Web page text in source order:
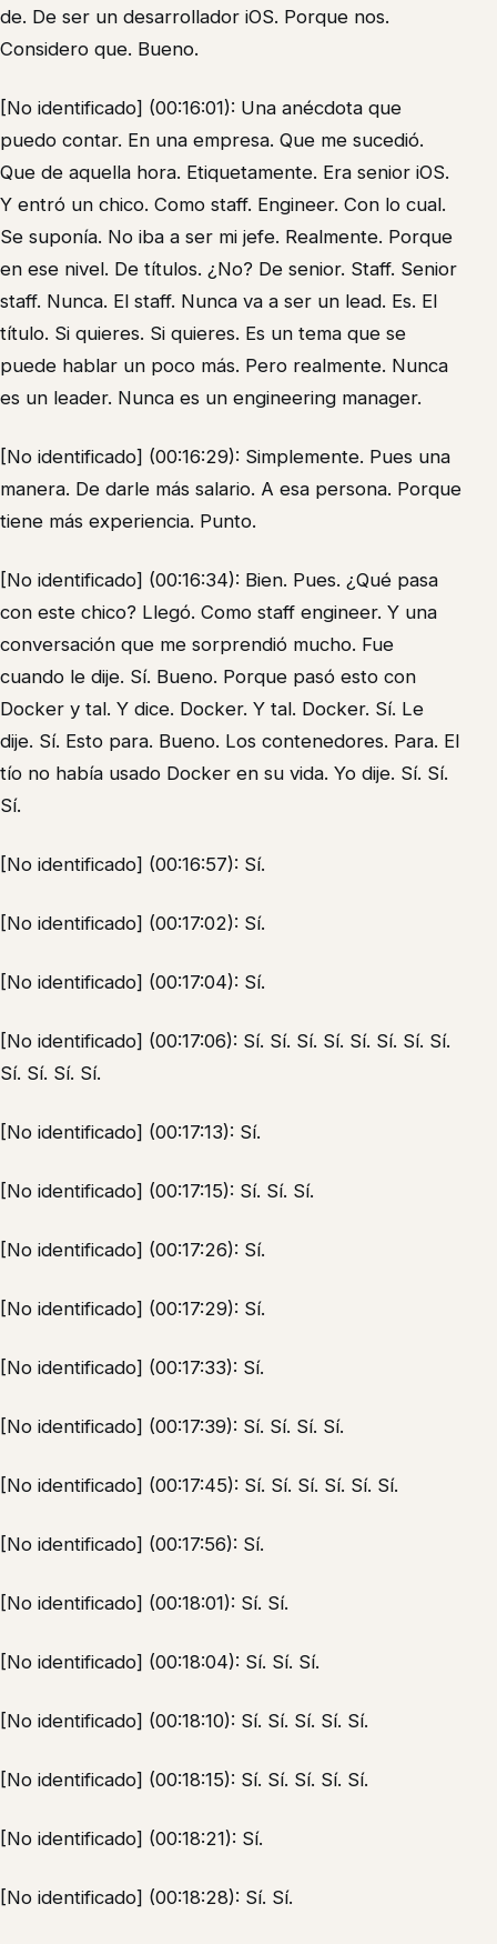
de. De ser un desarrollador iOS. Porque nos.
Considero que. Bueno.
[No identificado] (00:16:01): Una anécdota que
puedo contar. En una empresa. Que me sucedió.
Que de aquella hora. Etiquetamente. Era senior iOS.
Y entró un chico. Como staff. Engineer. Con lo cual.
Se suponía. No iba a ser mi jefe. Realmente. Porque
en ese nivel. De títulos. ¿No? De senior. Staff. Senior
staff. Nunca. El staff. Nunca va a ser un lead. Es. El
título. Si quieres. Si quieres. Es un tema que se
puede hablar un poco más. Pero realmente. Nunca
es un leader. Nunca es un engineering manager.
[No identificado] (00:16:29): Simplemente. Pues una
manera. De darle más salario. A esa persona. Porque
tiene más experiencia. Punto.
[No identificado] (00:16:34): Bien. Pues. ¿Qué pasa
con este chico? Llegó. Como staff engineer. Y una
conversación que me sorprendió mucho. Fue
cuando le dije. Sí. Bueno. Porque pasó esto con
Docker y tal. Y dice. Docker. Y tal. Docker. Sí. Le
dije. Sí. Esto para. Bueno. Los contenedores. Para. El
tío no había usado Docker en su vida. Yo dije. Sí. Sí.
Sí.
[No identificado] (00:16:57): Sí.
[No identificado] (00:17:02): Sí.
[No identificado] (00:17:04): Sí.
[No identificado] (00:17:06): Sí. Sí. Sí. Sí. Sí. Sí. Sí. Sí.
Sí. Sí. Sí. Sí.
[No identificado] (00:17:13): Sí.
[No identificado] (00:17:15): Sí. Sí. Sí.
[No identificado] (00:17:26): Sí.
[No identificado] (00:17:29): Sí.
[No identificado] (00:17:33): Sí.
[No identificado] (00:17:39): Sí. Sí. Sí. Sí.
[No identificado] (00:17:45): Sí. Sí. Sí. Sí. Sí. Sí.
[No identificado] (00:17:56): Sí.
[No identificado] (00:18:01): Sí. Sí.
[No identificado] (00:18:04): Sí. Sí. Sí.
[No identificado] (00:18:10): Sí. Sí. Sí. Sí. Sí.
[No identificado] (00:18:15): Sí. Sí. Sí. Sí. Sí.
[No identificado] (00:18:21): Sí.
[No identificado] (00:18:28): Sí. Sí.